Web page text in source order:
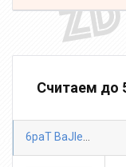
Считаем до